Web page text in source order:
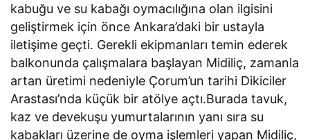
kabuğu ve su kabağı oymacılığına olan ilgisini
geliştirmek için önce Ankara’daki bir ustayla
iletişime geçti. Gerekli ekipmanları temin ederek
balkonunda çalışmalara başlayan Midiliç, zamanla
artan üretimi nedeniyle Çorum’un tarihi Dikiciler
Arastası’nda küçük bir atölye açtı.Burada tavuk,
kaz ve devekuşu yumurtalarının yanı sıra su
kabakları üzerine de oyma işlemleri yapan Midiliç,